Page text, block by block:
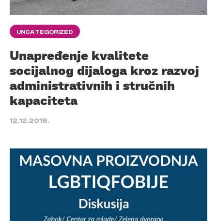
UNCATEGORIZED
Unapređenje kvalitete
socijalnog dijaloga kroz razvoj
administrativnih i stručnih
kapaciteta
12.12.2018.